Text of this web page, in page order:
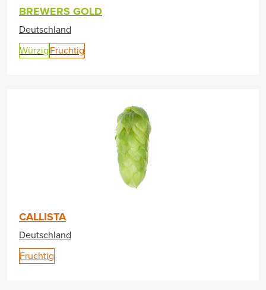
BREWERS GOLD
Deutschland
Würzig Fruchtig
CALLISTA
Deutschland
Fruchtig